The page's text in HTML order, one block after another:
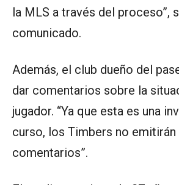
la MLS a través del proceso”,
comunicado.
Además, el club dueño del
dar comentarios sobre la
jugador. “Ya que esta es una
curso, los Timbers no emitirán
comentarios”.